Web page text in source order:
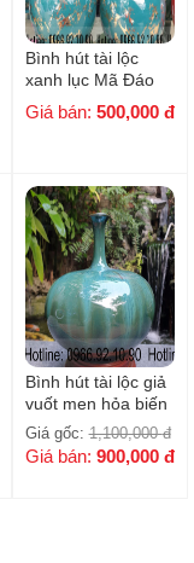
Bình hút tài lộc
xanh lục Mã Đáo
Thành Công mạ
vàng H18cm
Giá bán: 500,000 đ
Bình hút tài lộc giả
vuốt men hỏa biến
Giá gốc:1,100,000 đ
Giá bán: 900,000 đ